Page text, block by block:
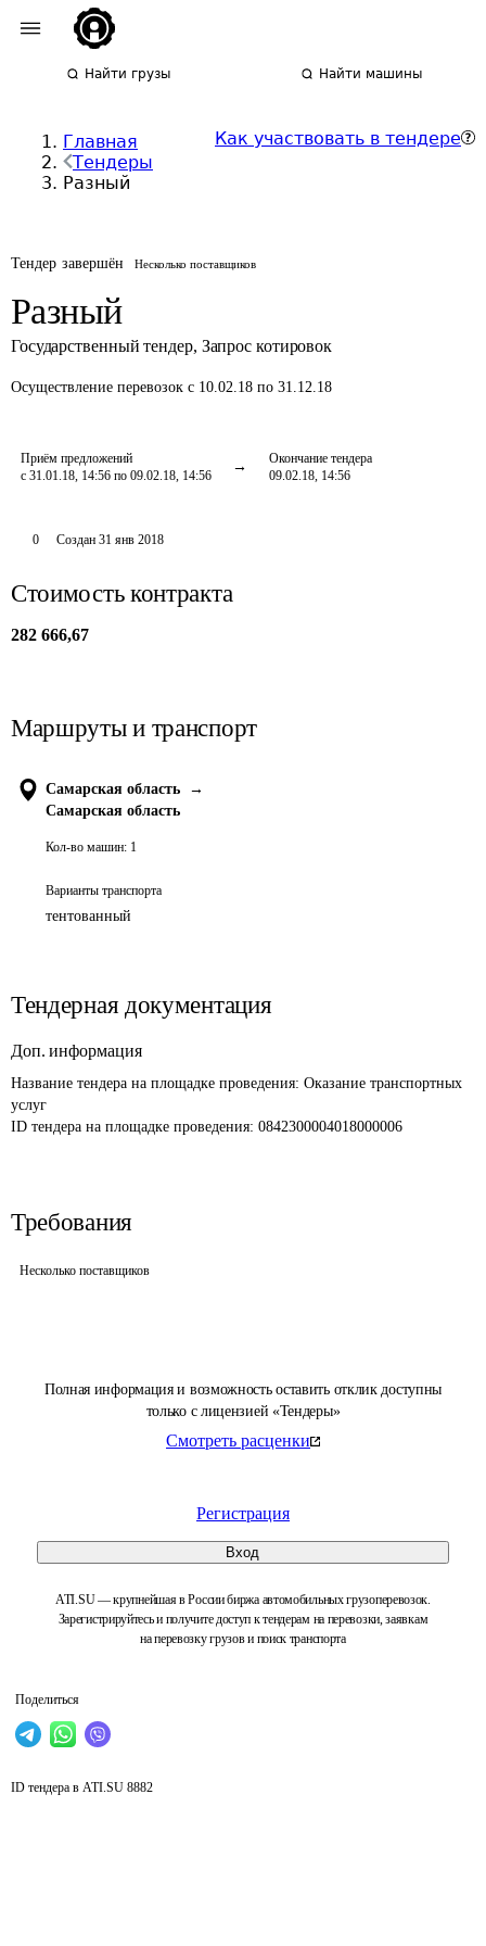
Найти грузы Найти машины
Главная
Тендеры
Разный
Как участвовать в тендере
Тендер завершён Несколько поставщиков
Разный
Государственный тендер, Запрос котировок
Осуществление перевозок с 10.02.18 по 31.12.18
Приём предложений
с 31.01.18, 14:56 по 09.02.18, 14:56
Окончание тендера
09.02.18, 14:56
Полная информация и возможность оставить отклик доступны
только с лицензией «Тендеры»
Смотреть расценки
Регистрация
Вход
ATI.SU — крупнейшая в России биржа автомобильных грузоперевозок.
Зарегистрируйтесь и получите доступ к тендерам на перевозки, заявкам
на перевозку грузов и поиск транспорта
Поделиться
0 Создан 31 янв 2018
Стоимость контракта
282 666,67
Маршруты и транспорт
Самарская область
→
Самарская область
Кол-во машин: 1
Варианты транспорта
тентованный
Тендерная документация
Доп. информация
Название тендера на площадке проведения: Оказание транспортных
услуг
ID тендера на площадке проведения: 0842300004018000006
Требования
Несколько поставщиков
ID тендера в ATI.SU 8882